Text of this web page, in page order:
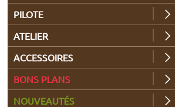
PILOTE
ATELIER
ACCESSOIRES
BONS PLANS
NOUVEAUTÉS